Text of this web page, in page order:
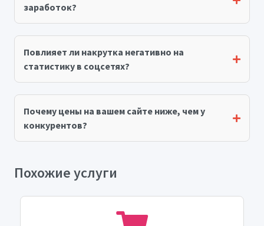
заработок?
Повлияет ли накрутка негативно на
статистику в соцсетях?
Почему цены на вашем сайте ниже, чем у
конкурентов?
Похожие услуги